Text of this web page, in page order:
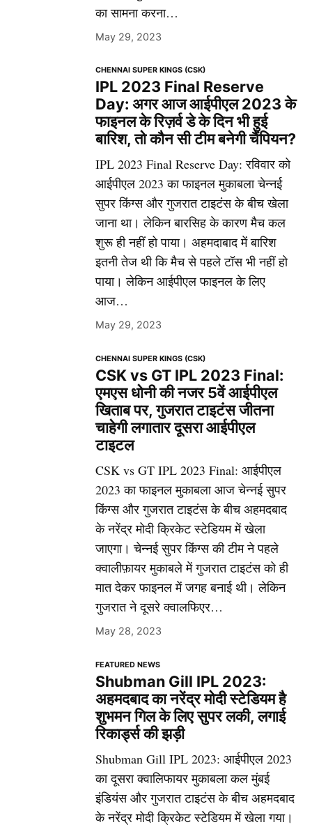
का सामना करना…
May 29, 2023
CHENNAI SUPER KINGS (CSK)
IPL 2023 Final Reserve
Day: अगर आज आईपीएल 2023 के
फाइनल के रिज़र्व डे के दिन भी हुई
बारिश, तो कौन सी टीम बनेगी चैंपियन?
IPL 2023 Final Reserve Day: रविवार को
आईपीएल 2023 का फाइनल मुकाबला चेन्नई
सुपर किंग्स और गुजरात टाइटंस के बीच खेला
जाना था। लेकिन बारसिह के कारण मैच कल
शुरू ही नहीं हो पाया। अहमदाबाद में बारिश
इतनी तेज थी कि मैच से पहले टॉस भी नहीं हो
पाया। लेकिन आईपीएल फाइनल के लिए
आज…
May 29, 2023
CHENNAI SUPER KINGS (CSK)
CSK vs GT IPL 2023 Final:
एमएस धोनी की नजर 5वें आईपीएल
खिताब पर, गुजरात टाइटंस जीतना
चाहेगी लगातार दूसरा आईपीएल
टाइटल
CSK vs GT IPL 2023 Final: आईपीएल
2023 का फाइनल मुकाबला आज चेन्नई सुपर
किंग्स और गुजरात टाइटंस के बीच अहमदबाद
के नरेंद्र मोदी क्रिकेट स्टेडियम में खेला
जाएगा। चेन्नई सुपर किंग्स की टीम ने पहले
क्वालीफ़ायर मुकाबले में गुजरात टाइटंस को ही
मात देकर फाइनल में जगह बनाई थी। लेकिन
गुजरात ने दूसरे क्वालफिएर…
May 28, 2023
FEATURED NEWS
Shubman Gill IPL 2023:
अहमदबाद का नरेंद्र मोदी स्टेडियम है
शुभमन गिल के लिए सुपर लकी, लगाई
रिकार्ड्स की झड़ी
Shubman Gill IPL 2023: आईपीएल 2023
का दूसरा क्वालिफायर मुकाबला कल मुंबई
इंडियंस और गुजरात टाइटंस के बीच अहमदबाद
के नरेंद्र मोदी क्रिकेट स्टेडियम में खेला गया।